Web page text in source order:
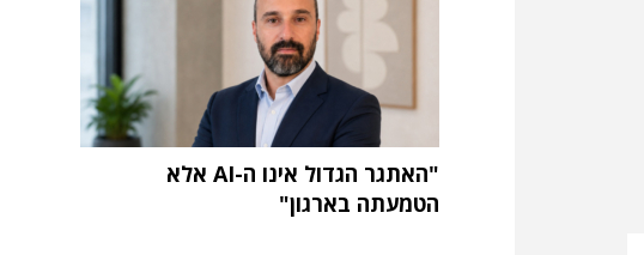
"האתגר הגדול אינו ה-AI אלא
הטמעתה בארגון"